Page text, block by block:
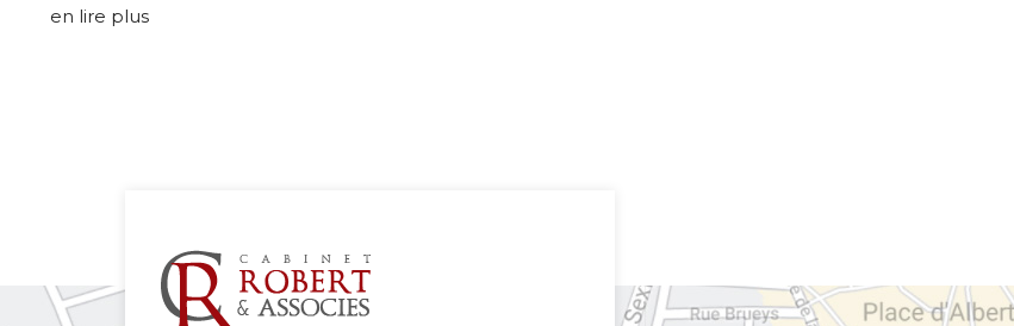
en lire plus